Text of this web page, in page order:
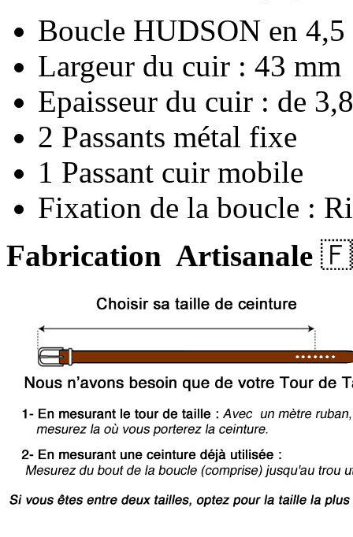
Boucle HUDSON en 4,5
Largeur du cuir : 43 mm
Epaisseur du cuir : de
2 Passants métal fixe
1 Passant cuir mobile
Fixation de la boucle :
Fabrication Artisanale